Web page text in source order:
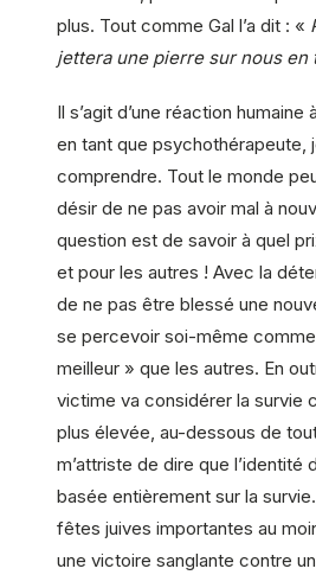
plus. Tout comme Gal l’a dit : «
jettera une pierre sur nous en
Il s’agit d’une réaction
en tant que psychothérapeute,
comprendre. Tout le monde
désir de ne pas avoir mal à
question est de savoir à quel
et pour les autres ! Avec la
de ne pas être blessé une
se percevoir soi-même
meilleur » que les autres. En
victime va considérer la survie
plus élevée, au-dessous de
m’attriste de dire que l’identité
basée entièrement sur la
fêtes juives importantes au
une victoire sanglante contre